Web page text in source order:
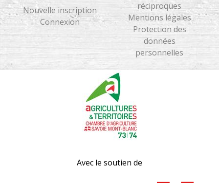
réciproques
Mentions légales
Protection des
données
personnelles
Nouvelle inscription
Connexion
Avec le soutien de